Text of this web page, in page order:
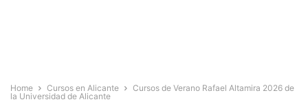
Home Cursos en Alicante
Cursos de Verano Rafael Altamira 2026 de
la Universidad de Alicante